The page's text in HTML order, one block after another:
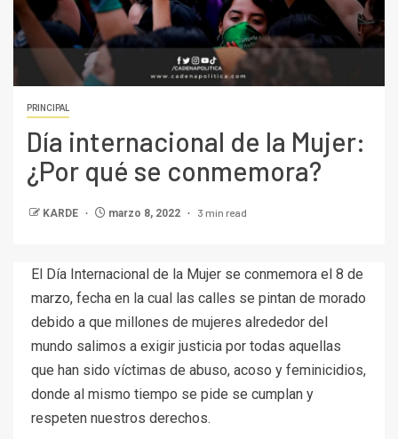
PRINCIPAL
Día internacional de la Mujer:
¿Por qué se conmemora?
KARDE marzo 8, 2022 3 min read
El Día Internacional de la Mujer se conmemora el 8 de
marzo, fecha en la cual las calles se pintan de morado
debido a que millones de mujeres alrededor del
mundo salimos a exigir justicia por todas aquellas
que han sido víctimas de abuso, acoso y feminicidios,
donde al mismo tiempo se pide se cumplan y
respeten nuestros derechos.